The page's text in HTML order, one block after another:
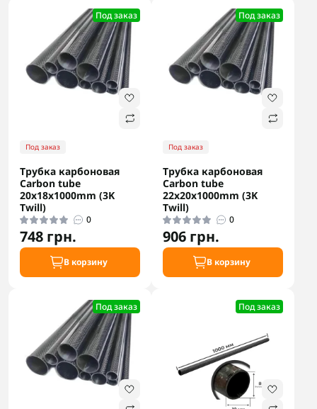
Под заказ
Под заказ
Трубка карбоновая
Carbon tube
20x18x1000mm (3K
Twill)
0
748 грн.
В корзину
Под заказ
Под заказ
Трубка карбоновая
Carbon tube
22x20x1000mm (3K
Twill)
0
906 грн.
В корзину
Под заказ Под заказ